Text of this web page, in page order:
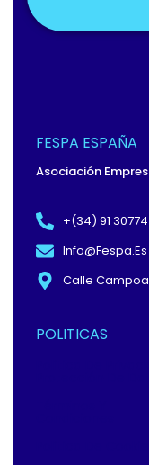
FESPA ESPAÑA
Asociación
+(34) 91
Info@fespa.es
Calle
POLITICAS